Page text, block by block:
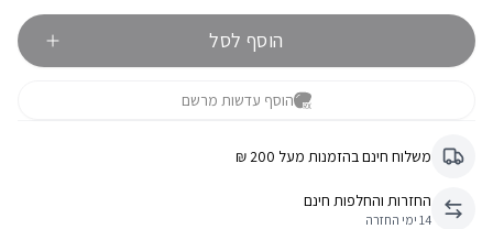
הוסף לסל
הוסף עדשות מרשם
משלוח חינם בהזמנות מעל 200 ₪
החזרות והחלפות חינם
14 ימי החזרה